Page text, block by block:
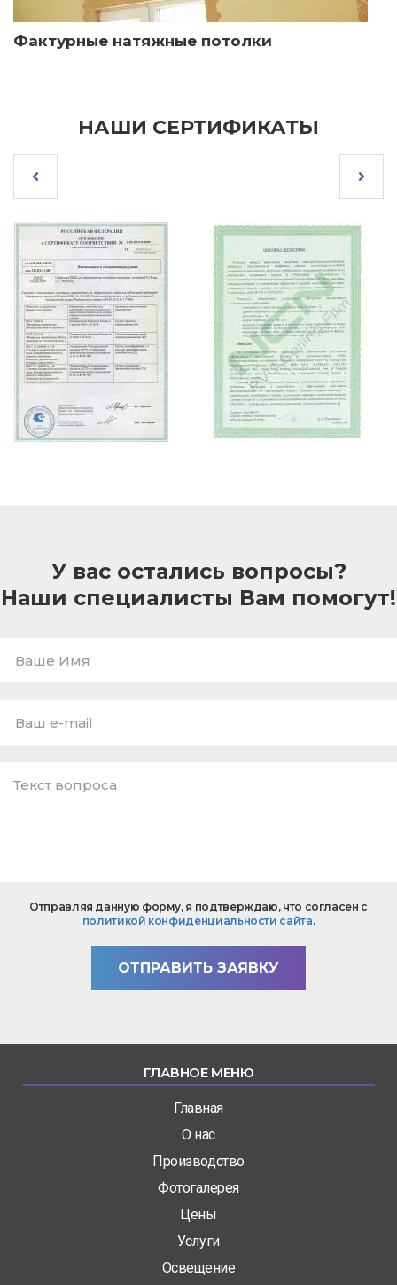
Фактурные натяжные потолки
НАШИ СЕРТИФИКАТЫ
У вас остались вопросы?
Наши специалисты Вам помогут!
Имя
mail
вопроса
Отправляя данную форму, я подтверждаю, что согласен с
политикой конфиденциальности сайта.
ОТПРАВИТЬ ЗАЯВКУ
ГЛАВНОЕ МЕНЮ
Главная
О нас
Производство
Фотогалерея
Цены
Услуги
Освещение